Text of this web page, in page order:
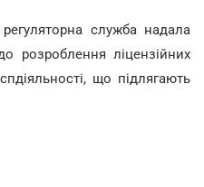
служба надала
розроблення ліцензійних
що підлягають